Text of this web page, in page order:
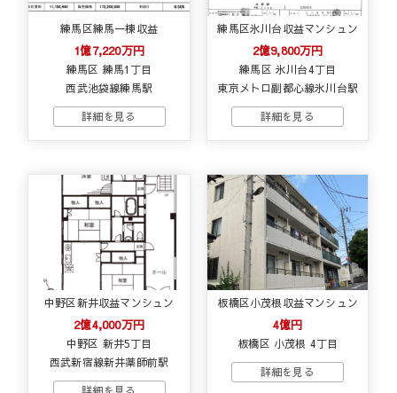
練馬区練馬一棟収益
1億7,220万円
練馬区 練馬1丁目
西武池袋線練馬駅
練馬区氷川台収益マンシュン
2億9,800万円
練馬区 氷川台4丁目
東京メトロ副都心線氷川台駅
中野区新井収益マンシュン
2億4,000万円
中野区 新井5丁目
西武新宿線新井薬師前駅
板橋区小茂根収益マンシュン
4億円
板橋区 小茂根 4丁目